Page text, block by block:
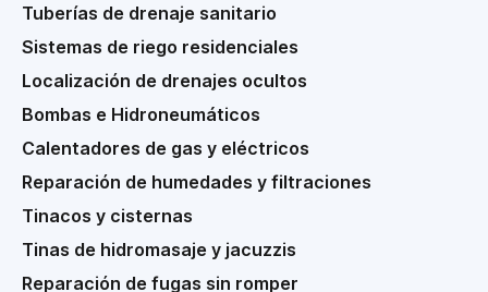
Tuberías de drenaje sanitario
Sistemas de riego residenciales
Localización de drenajes ocultos
Bombas e Hidroneumáticos
Calentadores de gas y eléctricos
Reparación de humedades y filtraciones
Tinacos y cisternas
Tinas de hidromasaje y jacuzzis
Reparación de fugas sin romper